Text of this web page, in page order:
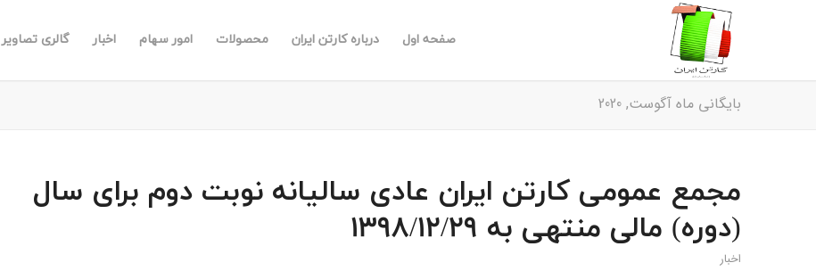
صفحه اول درباره کارتن ایران محصولات امور سهام اخبار گالری تصاویر
بایگانی ماه آگوست, 2020
مجمع عمومی کارتن ایران عادی سالیانه نوبت دوم برای سال
(دوره) مالی منتهی به 1398/12/29
اخبار